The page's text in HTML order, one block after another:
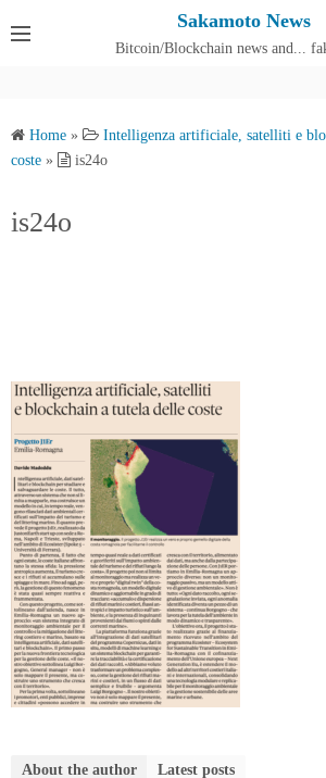
Sakamoto News
Bitcoin/Blockchain news and...
Home »
Intelligenza artificiale, satelliti e
coste » is24o
is24o
About the author Latest posts